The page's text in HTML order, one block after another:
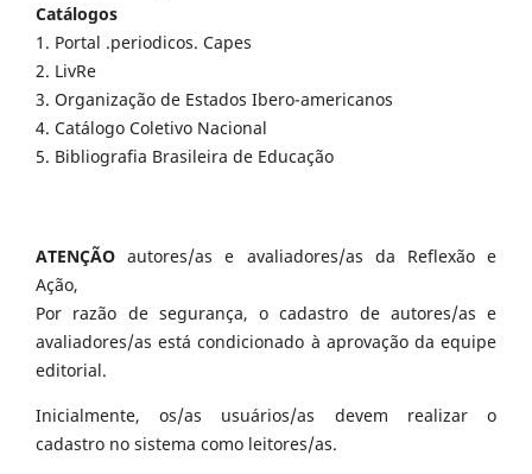
Catálogos
1. Portal .periodicos. Capes
2. LivRe
3. Organização de Estados Ibero-americanos
4. Catálogo Coletivo Nacional
5. Bibliografia Brasileira de Educação
ATENÇÃO autores/as e avaliadores/as da Reflexão e
Ação,
Por razão de segurança, o cadastro de autores/as e
avaliadores/as está condicionado à aprovação da equipe
editorial.
Inicialmente, os/as usuários/as devem realizar o
cadastro no sistema como leitores/as.